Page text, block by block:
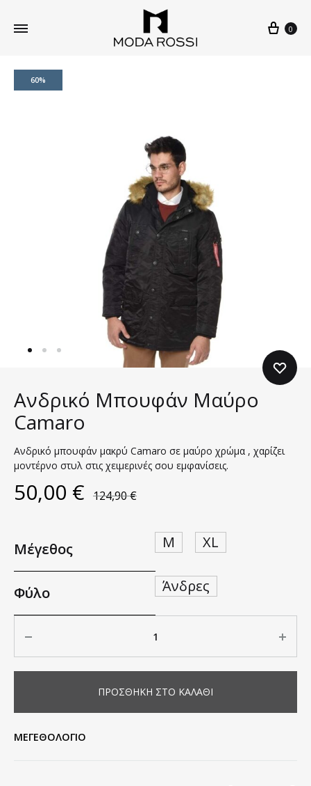
0
60%
Ανδρικό Μπουφάν Μαύρο
Camaro
Aνδρικό μπουφάν μακρύ Camaro σε μαύρο χρώμα , χαρίζει
μοντέρνο στυλ στις χειμερινές σου εμφανίσεις.
50,00 € 124,90€
Μέγεθος M XL
Φύλο Άνδρες
ΠΡΟΣΘΉΚΗ ΣΤΟ ΚΑΛΆΘΙ
ΜΕΓΕΘΟΛΟΓΙΟ